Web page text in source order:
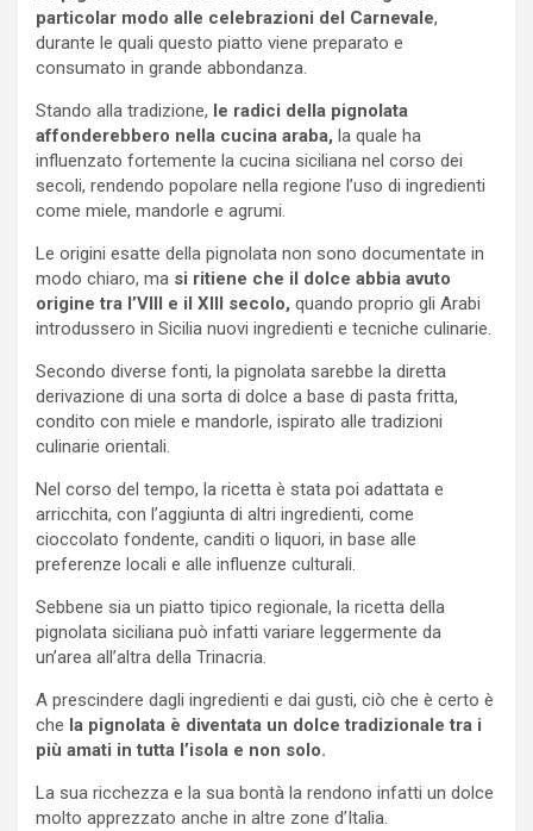
particolar modo alle celebrazioni del Carnevale,
durante le quali questo piatto viene preparato e
consumato in grande abbondanza.
Stando alla tradizione, le radici della pignolata
affonderebbero nella cucina araba, la quale ha
influenzato fortemente la cucina siciliana nel corso dei
secoli, rendendo popolare nella regione l’uso di ingredienti
come miele, mandorle e agrumi.
Le origini esatte della pignolata non sono documentate in
modo chiaro, ma si ritiene che il dolce abbia avuto
origine tra l’VIII e il XIII secolo, quando proprio gli Arabi
introdussero in Sicilia nuovi ingredienti e tecniche culinarie.
Secondo diverse fonti, la pignolata sarebbe la diretta
derivazione di una sorta di dolce a base di pasta fritta,
condito con miele e mandorle, ispirato alle tradizioni
culinarie orientali.
Nel corso del tempo, la ricetta è stata poi adattata e
arricchita, con l’aggiunta di altri ingredienti, come
cioccolato fondente, canditi o liquori, in base alle
preferenze locali e alle influenze culturali.
Sebbene sia un piatto tipico regionale, la ricetta della
pignolata siciliana può infatti variare leggermente da
un’area all’altra della Trinacria.
A prescindere dagli ingredienti e dai gusti, ciò che è certo è
che la pignolata è diventata un dolce tradizionale tra i
più amati in tutta l’isola e non solo.
La sua ricchezza e la sua bontà la rendono infatti un dolce
molto apprezzato anche in altre zone d’Italia.